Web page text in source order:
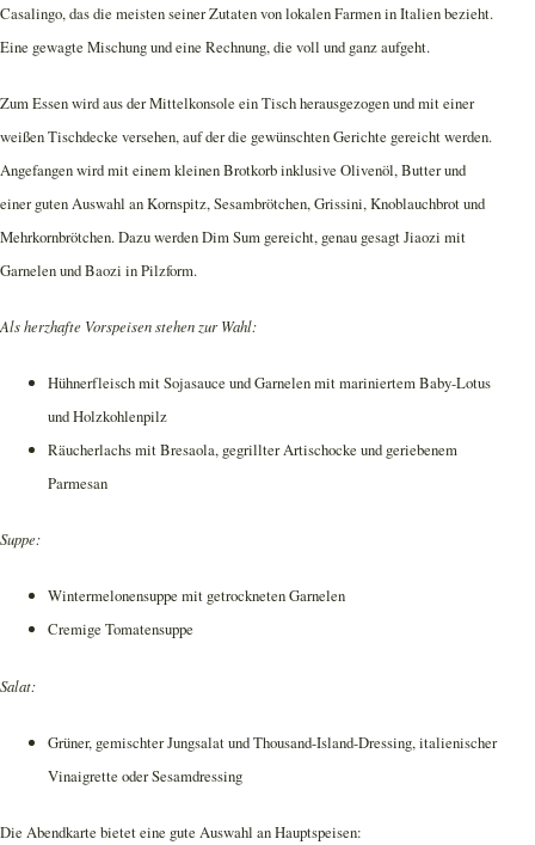
Casalingo, das die meisten seiner Zutaten von lokalen Farmen in Italien bezieht.
Eine gewagte Mischung und eine Rechnung, die voll und ganz aufgeht.
Zum Essen wird aus der Mittelkonsole ein Tisch herausgezogen und mit einer
weißen Tischdecke versehen, auf der die gewünschten Gerichte gereicht werden.
Angefangen wird mit einem kleinen Brotkorb inklusive Olivenöl, Butter und
einer guten Auswahl an Kornspitz, Sesambrötchen, Grissini, Knoblauchbrot und
Mehrkornbrötchen. Dazu werden Dim Sum gereicht, genau gesagt Jiaozi mit
Garnelen und Baozi in Pilzform.
Als herzhafte Vorspeisen stehen zur Wahl:
Hühnerfleisch mit Sojasauce und Garnelen mit mariniertem Baby-Lotus
und Holzkohlenpilz
Räucherlachs mit Bresaola, gegrillter Artischocke und geriebenem
Parmesan
Suppe:
Wintermelonensuppe mit getrockneten Garnelen
Cremige Tomatensuppe
Salat:
Grüner, gemischter Jungsalat und Thousand-Island-Dressing, italienischer
Vinaigrette oder Sesamdressing
Die Abendkarte bietet eine gute Auswahl an Hauptspeisen: